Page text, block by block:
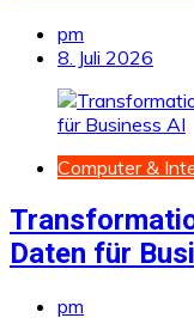
pm
8. Juli 2026
Computer &
Daten für
pm